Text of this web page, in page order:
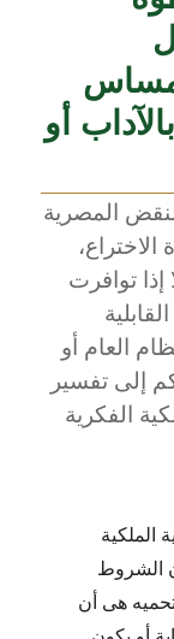
مساس
أو
المصرية
الاختراع،
إذا توافرت
العام أو
إلى تفسير
الفكرية
حماية الملكية
يدل على أن الشروط
تحميه هى أن